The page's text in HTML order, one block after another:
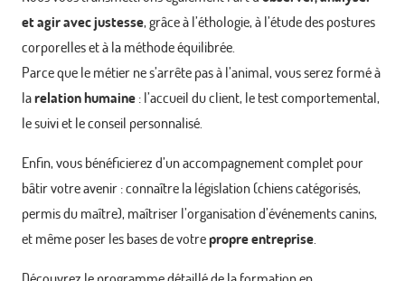
et agir avec justesse, grâce à l’éthologie, à l’étude des postures
corporelles et à la méthode équilibrée.
Parce que le métier ne s’arrête pas à l’animal, vous serez formé à
larelation humaine : l’accueil du client, le test comportemental,
le suivi et le conseil personnalisé.
Enfin, vous bénéficierez d’un accompagnement complet pour
bâtir votre avenir : connaître la législation (chiens catégorisés,
permis du maître), maîtriser l’organisation d’événements canins,
et même poser les bases de votrepropre entreprise.